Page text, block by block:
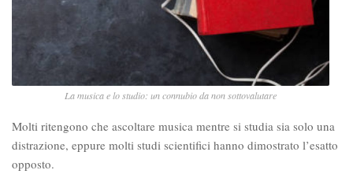
La musica e lo studio: un connubio da non sottovalutare
Molti ritengono che ascoltare musica mentre si studia sia solo una
distrazione, eppure molti studi scientifici hanno dimostrato l’esatto
opposto.